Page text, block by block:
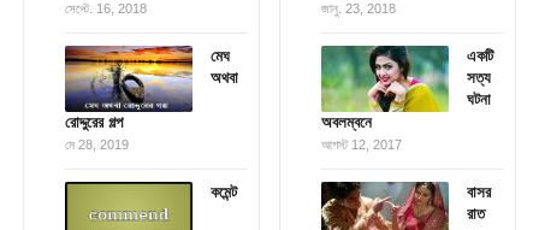
সেপ্টে. 16, 2018
মেঘ
অথবা
রোদ্দুরের গল্প
মে 28, 2019
কমেন্ট
জানু. 23, 2018
একটি
সত্য
ঘটনা
অবলম্বনে
আগস্ট 12, 2017
বাসর
রাত